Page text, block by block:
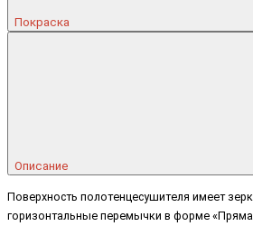
Покраска
Описание
Поверхность полотенцесушителя имеет
горизонтальные перемычки в форме